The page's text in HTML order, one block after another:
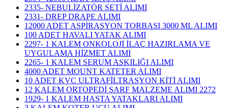
2335- NEBULİZATÖR SETİ ALIMI
2331- DREP DRAPE ALIMI
12000 ADET ASPİRASYON TORBASI 3000 ML ALIMI
100 ADET HAVALI YATAK ALIMI
2297- 1 KALEM ONKOLOJİ İLAÇ HAZIRLAMA VE
UYGULAMA HİZMET ALIMI
2265- 1 KALEM SERUM ASKILIĞI ALIMI
4000 ADET MOUNT KATETER ALIMI
10 ADET KVC ULTRAFİLTRASYON KİTİ ALIMI
12 KALEM ORTOPEDİ SARF MALZEME ALIMI 2272
1929- 1 KALEM HASTA YATAKLARI ALIMI